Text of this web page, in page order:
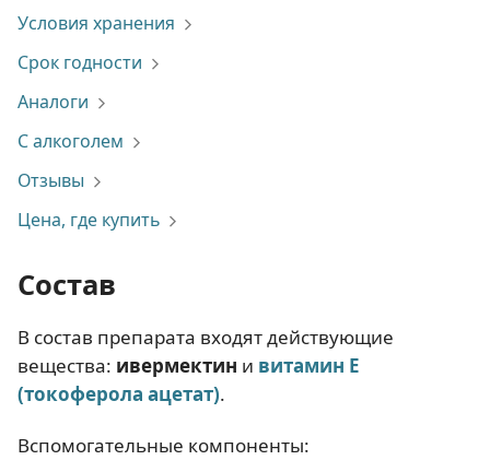
Условия хранения
Срок годности
Аналоги
С алкоголем
Отзывы
Цена, где купить
Состав
В состав препарата входят действующие
вещества: ивермектин и витамин Е
(токоферола ацетат).
Вспомогательные компоненты: